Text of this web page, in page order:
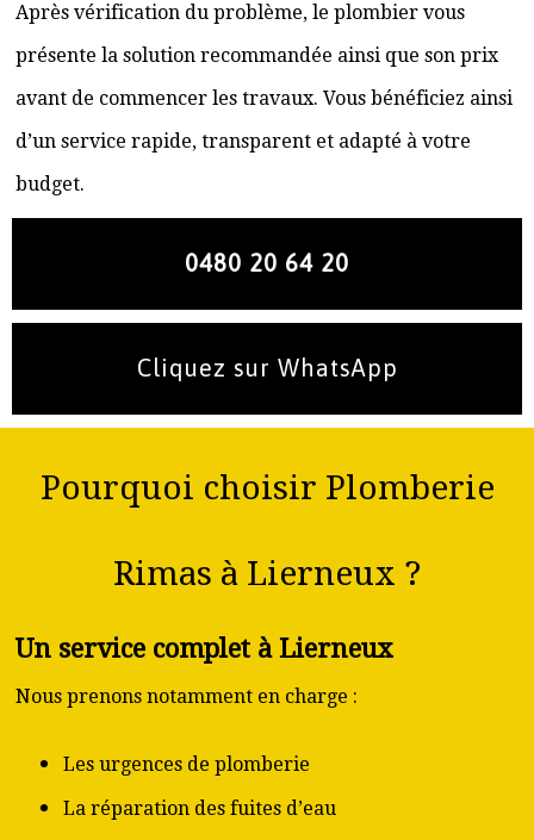
Après vérification du problème, le plombier vous
présente la solution recommandée ainsi que son prix
avant de commencer les travaux. Vous bénéficiez ainsi
d’un service rapide, transparent et adapté à votre
budget.
0480 20 64 20
Cliquez sur WhatsApp
Pourquoi choisir Plomberie
Rimas à Lierneux ?
Un service complet à Lierneux
Nous prenons notamment en charge :
Les urgences de plomberie
La réparation des fuites d’eau